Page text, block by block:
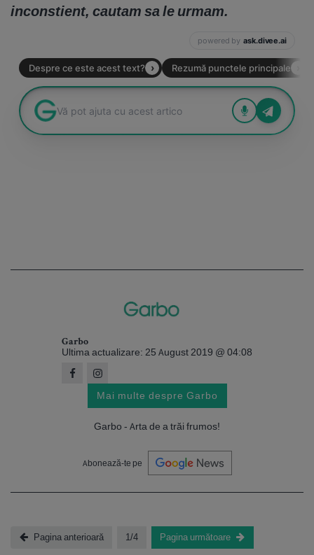
inconstient, cautam sa le urmam.
Garbo
Ultima actualizare: 25 August 2019 @ 04:08
Mai multe despre Garbo
Garbo - Arta de a trăi frumos!
Abonează-te pe
Pagina anterioară 1/4 Pagina următoare